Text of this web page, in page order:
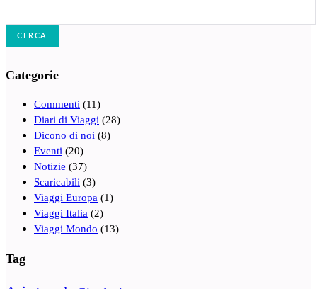
Categorie
Commenti (11)
Diari di Viaggi (28)
Dicono di noi (8)
Eventi (20)
Notizie (37)
Scaricabili (3)
Viaggi Europa (1)
Viaggi Italia (2)
Viaggi Mondo (13)
Tag